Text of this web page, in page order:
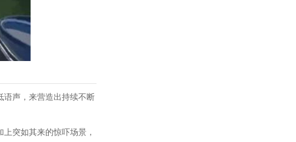
语声，来营造出持续不断
突如其来的惊吓场景，